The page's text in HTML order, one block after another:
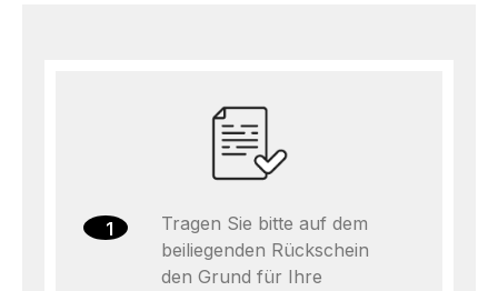
1
Tragen Sie bitte auf dem
beiliegenden Rückschein
den Grund für Ihre